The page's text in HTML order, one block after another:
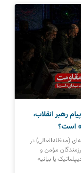
رهبر انقلاب،
است؟
(مدظله‌العالی) در
مؤمن و
یا بیانیه